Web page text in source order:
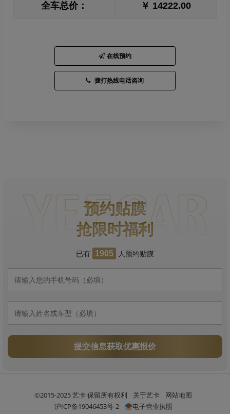
全车总价： ￥ 14222.00
在线预约
拨打热线电话咨询
预约贴膜
抢限时福利
已有 1905 人预约贴膜
提交信息获取优惠报价
©2015-2025 艺卡 保留所有权利 关于艺卡
网站地图
沪ICP备19046453号-2
电子营业执照